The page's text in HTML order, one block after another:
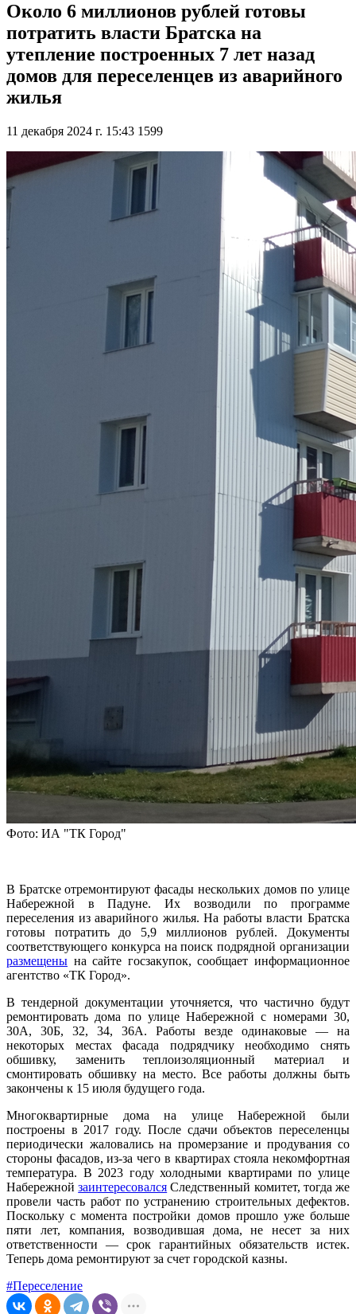
Около 6 миллионов рублей готовы
потратить власти Братска на
утепление построенных 7 лет назад
домов для переселенцев из аварийного
жилья
11 декабря 2024 г. 15:43 1599
Фото: ИА "ТК Город"
В Братске отремонтируют фасады нескольких домов по улице
Набережной в Падуне. Их возводили по программе
переселения из аварийного жилья. На работы власти Братска
готовы потратить до 5,9 миллионов рублей. Документы
соответствующего конкурса на поиск подрядной организации
размещены на сайте госзакупок, сообщает информационное
агентство «ТК Город».
В тендерной документации уточняется, что частично будут
ремонтировать дома по улице Набережной с номерами 30,
30А, 30Б, 32, 34, 36А. Работы везде одинаковые — на
некоторых местах фасада подрядчику необходимо снять
обшивку, заменить теплоизоляционный материал и
смонтировать обшивку на место. Все работы должны быть
закончены к 15 июля будущего года.
Многоквартирные дома на улице Набережной были
построены в 2017 году. После сдачи объектов переселенцы
периодически жаловались на промерзание и продувания со
стороны фасадов, из-за чего в квартирах стояла некомфортная
температура. В 2023 году холодными квартирами по улице
Набережнойзаинтересовался Следственный комитет, тогда же
провели часть работ по устранению строительных дефектов.
Поскольку с момента постройки домов прошло уже больше
пяти лет, компания, возводившая дома, не несет за них
ответственности — срок гарантийных обязательств истек.
Теперь дома ремонтируют за счет городской казны.
#Переселение